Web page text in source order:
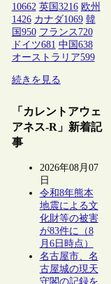
10662 英国 3216 欧州
1426 カナダ1069 韓
国 950 フランス 720
ドイツ681 中国 638
オーストラリア599
続きを見る
「カレントアウェ
アネス-R」新着記
事
2026年08月07
日
令和8年熊本
地震による文
化財等の被害
が83件に（8
月6日時点）
名古屋市、名
古屋城の現天
守閣の記録を